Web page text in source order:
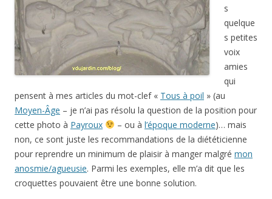
s
quelque
s petites
voix
amies
qui
pensent à mes articles du mot-clef « Tous à poil » (au
Moyen-Âge – je n’ai pas résolu la question de la position pour
cette photo à Payroux – ou à l’époque moderne)… mais
non, ce sont juste les recommandations de la diététicienne
pour reprendre un minimum de plaisir à manger malgré mon
anosmie/agueusie. Parmi les exemples, elle m’a dit que les
croquettes pouvaient être une bonne solution.